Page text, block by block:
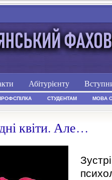
Абітурієнту
СТУДЕНТАМ МОВА
квіти. Але…